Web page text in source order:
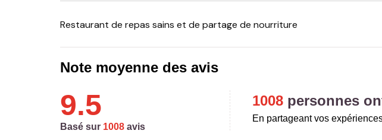
Restaurant de repas sains et de partage de nourriture
Note moyenne des avis
9.5
Basé sur 1008 avis
1008 personnes
En partageant vos